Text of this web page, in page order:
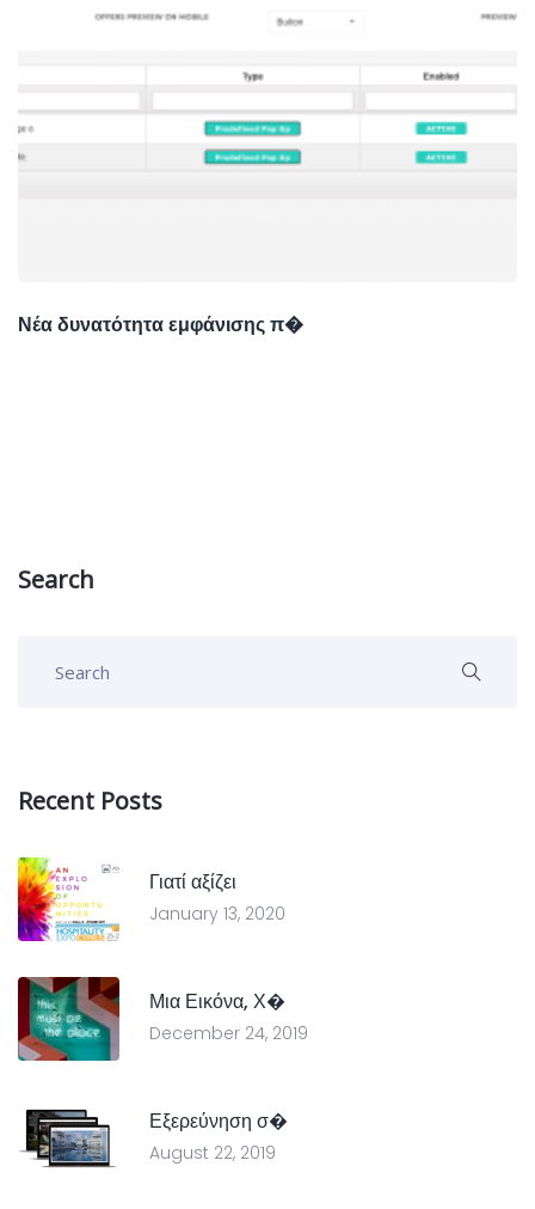
Νέα δυνατότητα εμφάνισης π�
Search
Recent Posts
Γιατί αξίζει
January 13, 2020
Μια Εικόνα, Χ�
December 24, 2019
Εξερεύνηση σ�
August 22, 2019